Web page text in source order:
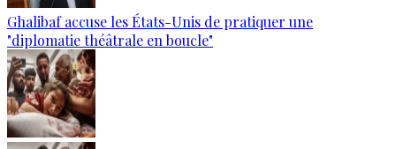
Ghalibaf accuse les États-Unis de pratiquer une
"diplomatie théâtrale en boucle"